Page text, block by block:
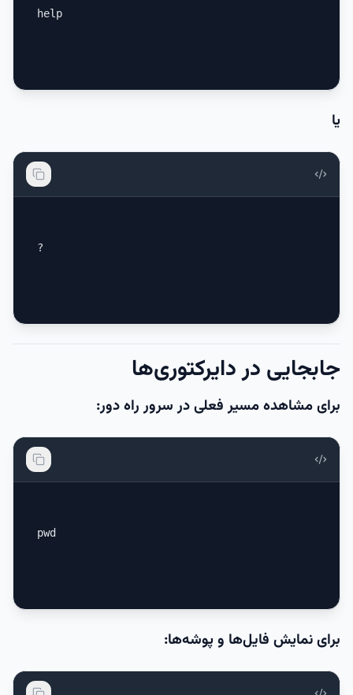
help
یا
?
جابجایی در دایرکتوری‌ها
برای مشاهده مسیر فعلی در سرور راه دور:
pwd
برای نمایش فایل‌ها و پوشه‌ها: